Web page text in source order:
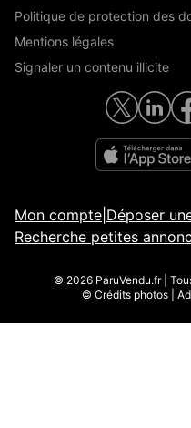
Politique de protection des
Mentions légales
Signaler un contenu illicite
Mon compte Déposer
Recherche petites
© 2026 ParuVendu.fr |
© Crédits photos |